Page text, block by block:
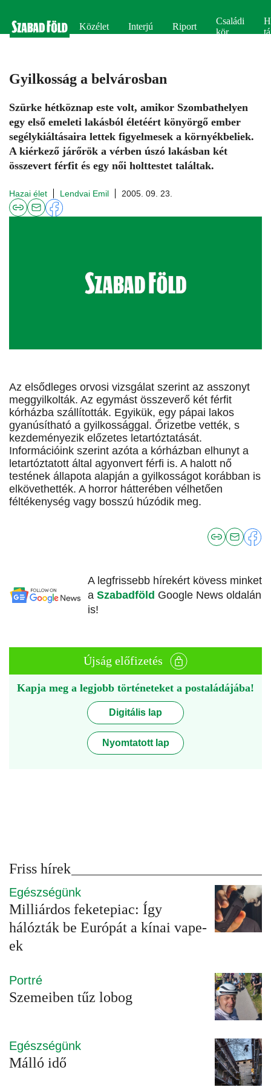
Közélet Interjú Riport
Családi
kör
Gyilkosság a belvárosban
Szürke hétköznap este volt, amikor Szombathelyen
egy első emeleti lakásból életéért könyörgő ember
segélykiáltásaira lettek figyelmesek a környékbeliek.
A kiérkező járőrök a vérben úszó lakásban két
összevert férfit és egy női holttestet találtak.
Hazai élet Lendvai Emil 2005. 09. 23.
Az elsődleges orvosi vizsgálat szerint az asszonyt
meggyilkolták. Az egymást összeverő két férfit
kórházba szállították. Egyikük, egy pápai lakos
gyanúsítható a gyilkossággal. Őrizetbe vették, s
kezdeményezik előzetes letartóztatását.
Információink szerint azóta a kórházban elhunyt a
letartóztatott által agyonvert férfi is. A halott nő
testének állapota alapján a gyilkosságot korábban is
elkövethették. A horror hátterében vélhetően
féltékenység vagy bosszú húzódik meg.
A legfrissebb hírekért kövess minket
a Szabadföld Google News oldalán
is!
Újság előfizetés
Kapja meg a legjobb történeteket a postaládájába!
Digitális lap
Nyomtatott lap
Friss hírek
Egészségünk
Milliárdos feketepiac: Így
hálózták be Európát a kínai vape-
ek
Portré
Szemeiben tűz lobog
Egészségünk
Málló idő